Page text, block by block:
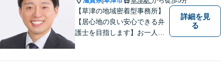
【草津の地域密着型事務所】
【居心地の良い安心できる弁
護士を目指します】お一人お
詳細を見
る